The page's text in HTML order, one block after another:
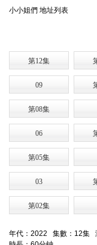
小小姐們 地址列表
第12集
09
第08集
06
第05集
03
第02集
年代：2022 集數：12集